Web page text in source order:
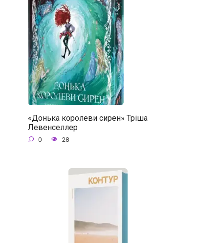
«Донька королеви сирен» Тріша
Левенселлер
0 28